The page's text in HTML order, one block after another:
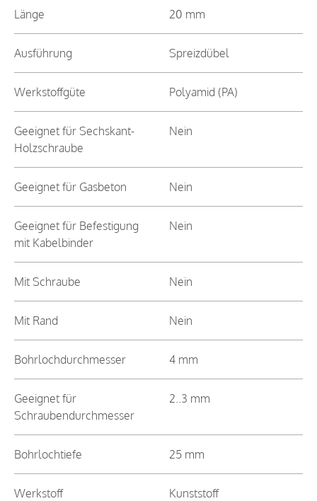
Länge 20 mm
Ausführung Spreizdübel
Werkstoffgüte Polyamid (PA)
Geeignet für Sechskant-
Holzschraube
Nein
Geeignet für Gasbeton Nein
Geeignet für Befestigung
mit Kabelbinder
Nein
Mit Schraube Nein
Mit Rand Nein
Bohrlochdurchmesser 4 mm
Geeignet für
Schraubendurchmesser
2..3 mm
Bohrlochtiefe 25 mm
Werkstoff Kunststoff